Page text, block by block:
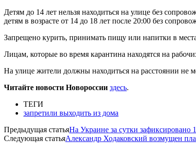
Детям до 14 лет нельзя находиться на улице без
детям в возрасте от 14 до 18 лет после 20:00 без
Запрещено курить, принимать пищу или напитки в
Лицам, которые во время карантина находятся на
На улице жители должны находиться на расстоянии не
Читайте новости Новороссии здесь.
ТЕГИ
запретили выходить из дома
Предыдущая статьяНа Украине за сутки зафиксировано
Следующая статьяАлександр Ходаковский возмущен